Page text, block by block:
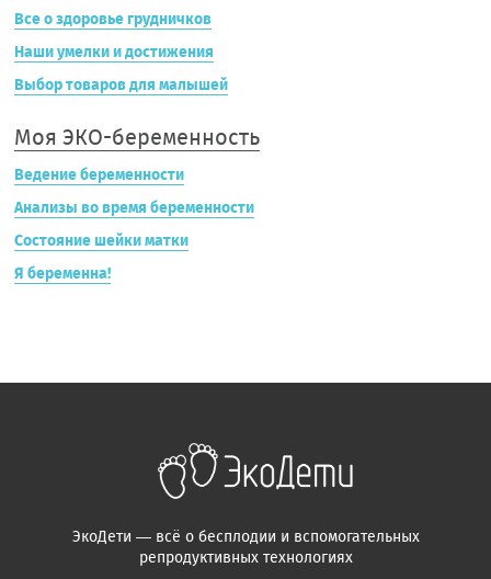
Все о здоровье грудничков
Наши умелки и достижения
Выбор товаров для малышей
Моя ЭКО-беременность
Ведение беременности
Анализы во время беременности
Состояние шейки матки
Я беременна!
ЭкоДети — всё о бесплодии и вспомогательных
репродуктивных технологиях